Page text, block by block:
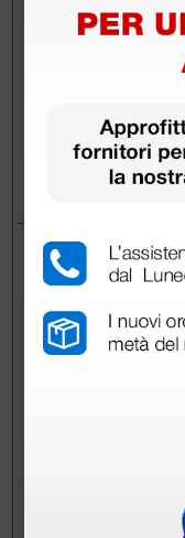
DOMANDA
Buongiorno,
grande o
Gentile cliente,
modo qualora